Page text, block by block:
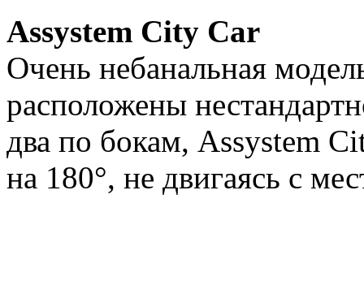
Assystem City Car
Очень небанальная
расположены
два по бокам, Assystem
на 180°, не двигаясь с